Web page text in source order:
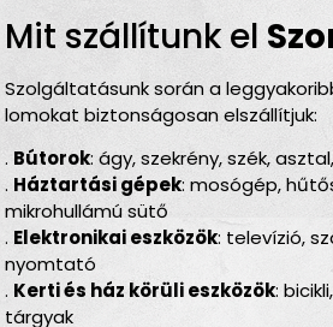
Mit szállítunk el
Szolgáltatásunk során a
lomokat biztonságosan elszállítjuk:
. Bútorok: ágy, szekrény, szék,
. Háztartási gépek: mosógép,
mikrohullámú sütő
. Elektronikai eszközök: televízió,
nyomtató
. Kerti és ház körüli eszközök:
tárgyak